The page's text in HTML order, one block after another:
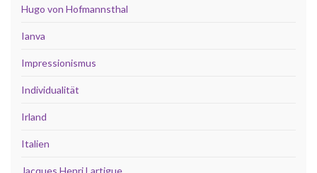
Hugo von Hofmannsthal
Ianva
Impressionismus
Individualität
Irland
Italien
Jacques Henri Lartigue